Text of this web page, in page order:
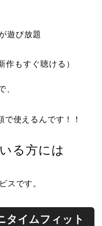
遊び放題
作もすぐ聴ける）
、
使えるんです！！
る方には
スです。
イムフィット